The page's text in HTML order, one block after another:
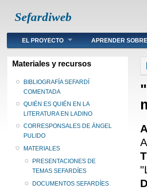
Sefardiweb
Main menu
EL PROYECTO APRENDER
Materiales y recursos
BIBLIOGRAFÍA SEFARDÍ
COMENTADA
QUIÉN ES QUIÉN EN LA
LITERATURA EN LADINO
CORRESPONSALES DE ÁNGEL
PULIDO
MATERIALES
PRESENTACIONES DE
TEMAS SEFARDÍES
DOCUMENTOS SEFARDÍES